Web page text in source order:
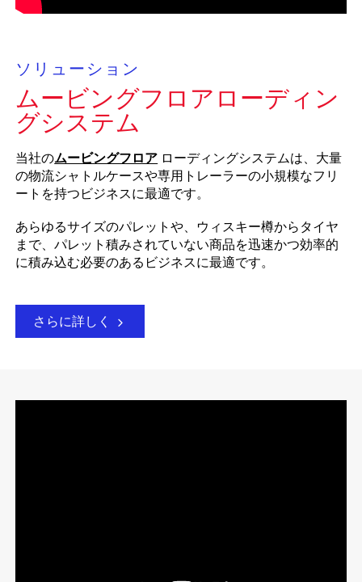
ソリューション
ムービングフロアローディン
グシステム
当社のムービングフロア ローディングシステムは、大量
の物流シャトルケースや専用トレーラーの小規模なフリ
ートを持つビジネスに最適です。
あらゆるサイズのパレットや、ウィスキー樽からタイヤ
まで、パレット積みされていない商品を迅速かつ効率的
に積み込む必要のあるビジネスに最適です。
さらに詳しく